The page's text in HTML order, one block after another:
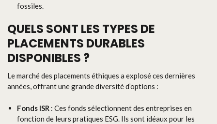
fossiles.
QUELS SONT LES TYPES DE
PLACEMENTS DURABLES
DISPONIBLES ?
Le marché des placements éthiques a explosé ces dernières
années, offrant une grande diversité d’options :
Fonds ISR : Ces fonds sélectionnent des entreprises en
fonction de leurs pratiques ESG. Ils sont idéaux pour les